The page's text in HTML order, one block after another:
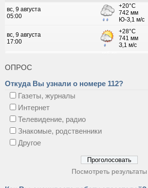
ОПРОС
Откуда Вы узнали о номере 112?
Газеты, журналы
Интернет
Телевидение, радио
Знакомые, родственники
Другое
Посмотреть результаты